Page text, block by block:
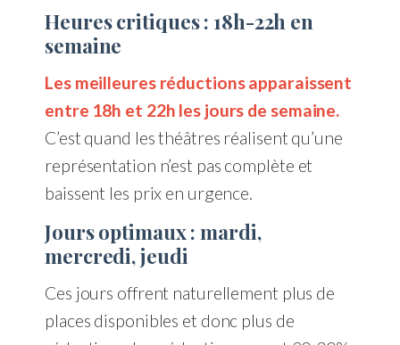
Heures critiques : 18h-22h en
semaine
Les meilleures réductions apparaissent
entre 18h et 22h les jours de semaine.
C’est quand les théâtres réalisent qu’une
représentation n’est pas complète et
baissent les prix en urgence.
Jours optimaux : mardi,
mercredi, jeudi
Ces jours offrent naturellement plus de
places disponibles et donc plus de